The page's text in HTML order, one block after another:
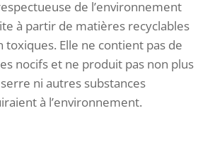
de l’environnement
à partir de matières recyclables
toxiques. Elle ne contient pas de
nocifs et ne produit pas non plus
ni autres substances
à l’environnement.